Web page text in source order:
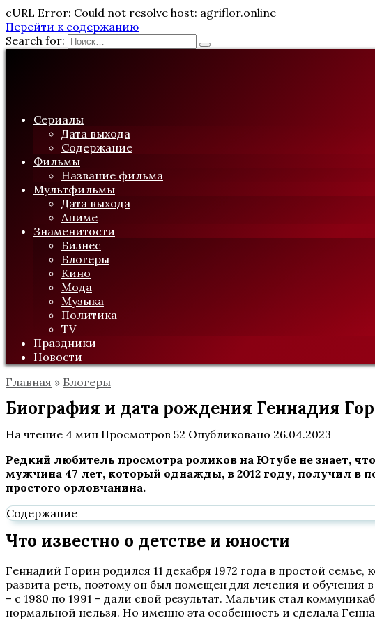
cURL Error: Could not resolve host: agriflor.online
Перейти к содержанию
Search for:
Сериалы
Дата выхода
Содержание
Фильмы
Название фильма
Мультфильмы
Дата выхода
Аниме
Знаменитости
Бизнес
Блогеры
Кино
Мода
Музыка
Политика
TV
Праздники
Новости
Главная » Блогеры
Биография и дата рождения Геннадия
На чтение 4 мин Просмотров 52 Опубликовано 26.04.2023
Редкий любитель просмотра роликов на Ютубе не знает,
мужчина 47 лет, который однажды, в 2012 году, получил в
простого орловчанина.
Содержание
Что известно о детстве и юности
Геннадий Горин родился 11 декабря 1972 года в простой семье,
развита речь, поэтому он был помещен для лечения и
– с 1980 по 1991 – дали свой результат. Мальчик стал
нормальной нельзя. Но именно эта особенность и сделала